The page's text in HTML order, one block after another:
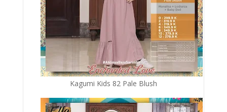
Kagumi Kids 82 Pale Blush